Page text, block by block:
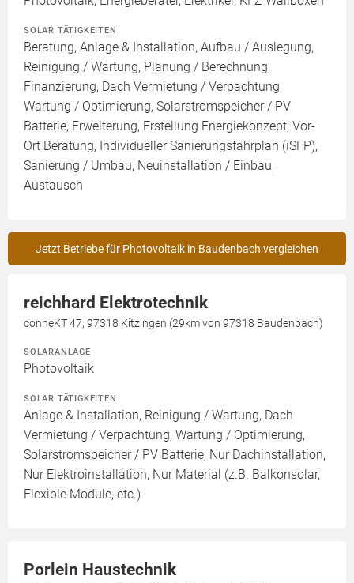
SOLAR TÄTIGKEITEN
Beratung, Anlage & Installation, Aufbau / Auslegung,
Reinigung / Wartung, Planung / Berechnung,
Finanzierung, Dach Vermietung / Verpachtung,
Wartung / Optimierung, Solarstromspeicher / PV
Batterie, Erweiterung, Erstellung Energiekonzept, Vor-
Ort Beratung, Individueller Sanierungsfahrplan (iSFP),
Sanierung / Umbau, Neuinstallation / Einbau,
Austausch
Jetzt Betriebe für Photovoltaik in Baudenbach vergleichen
reichhard Elektrotechnik
conneKT 47, 97318 Kitzingen (29km von 97318 Baudenbach)
SOLARANLAGE
Photovoltaik
SOLAR TÄTIGKEITEN
Anlage & Installation, Reinigung / Wartung, Dach
Vermietung / Verpachtung, Wartung / Optimierung,
Solarstromspeicher / PV Batterie, Nur Dachinstallation,
Nur Elektroinstallation, Nur Material (z.B. Balkonsolar,
Flexible Module, etc.)
Porlein Haustechnik